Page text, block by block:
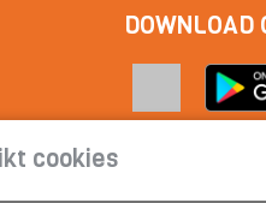
DOWNLOAD
Cookieverklaring |
cookies